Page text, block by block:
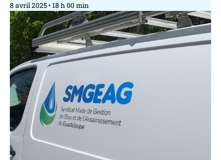
8 avril 2025 18 h 00 min